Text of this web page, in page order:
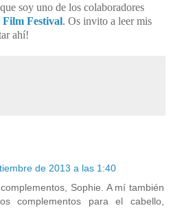
soy uno de los colaboradores
Festival. Os invito a leer mis
ahí!
de 2013 a las 1:40
Sophie. A mí también
complementos para el cabello,